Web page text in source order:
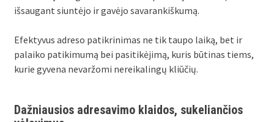
išsaugant siuntėjo ir gavėjo savarankiškumą.
Efektyvus adreso patikrinimas ne tik taupo laiką, bet ir
palaiko patikimumą bei pasitikėjimą, kuris būtinas tiems,
kurie gyvena nevaržomi nereikalingų kliūčių.
Dažniausios adresavimo klaidos, sukeliančios